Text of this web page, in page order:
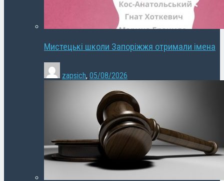
Мистецькі школи Запоріжжя отримали імена
zapsich, 05/08/2026